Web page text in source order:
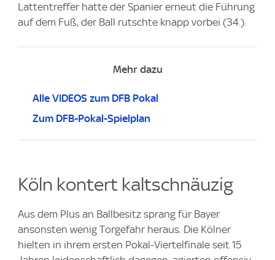
Lattentreffer hatte der Spanier erneut die Führung
auf dem Fuß, der Ball rutschte knapp vorbei (34.).
Mehr dazu
Alle VIDEOS zum DFB Pokal
Zum DFB-Pokal-Spielplan
Köln kontert kaltschnäuzig
Aus dem Plus an Ballbesitz sprang für Bayer
ansonsten wenig Torgefahr heraus. Die Kölner
hielten in ihrem ersten Pokal-Viertelfinale seit 15